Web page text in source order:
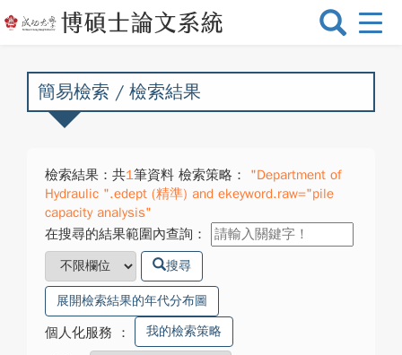
選
換
簡易檢索 / 檢索結果
檢索結果：共1筆資料 檢索策略：
"Department of
Hydraulic ".edept (精準) and ekeyword.raw="pile
capacity analysis"
在搜尋的結果範圍內查詢：
搜尋
展開檢索結果的年代分布圖
個人化服務 ： 我的檢索策略